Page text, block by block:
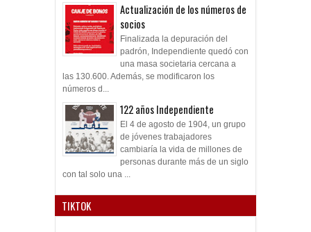
Actualización de los números de
socios
Finalizada la depuración del
padrón, Independiente quedó con
una masa societaria cercana a
las 130.600. Además, se modificaron los
números d...
122 años Independiente
El 4 de agosto de 1904, un grupo
de jóvenes trabajadores
cambiaría la vida de millones de
personas durante más de un siglo
con tal solo una ...
TIKTOK